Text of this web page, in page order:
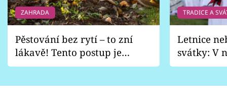
ZAHRADA
Pěstování bez rytí – to zní
lákavě! Tento postup je
vhodný jen pro některé
TRADICE A
Letnice
svátky: V
pondělí